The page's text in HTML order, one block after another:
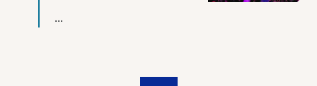
...